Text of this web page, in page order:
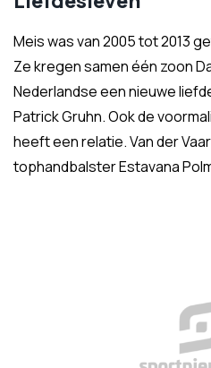
Meis was van 2005 tot 2013
Ze kregen samen één zoon
Nederlandse een nieuwe
Patrick Gruhn. Ook de
heeft een relatie. Van der
tophandbalster Estavana